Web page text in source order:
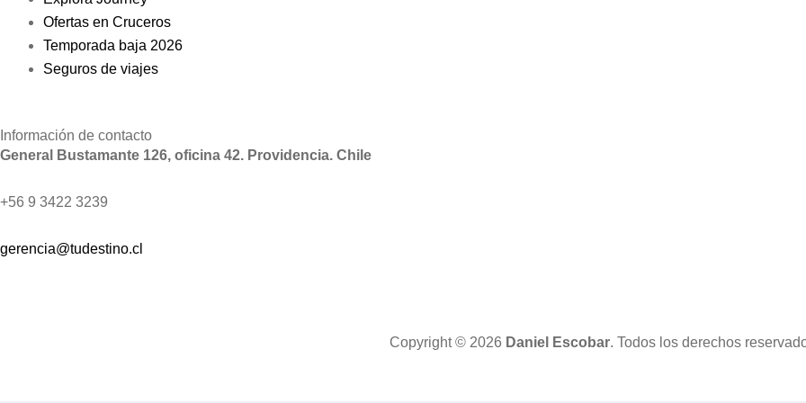
Ofertas en Cruceros
Temporada baja 2026
Seguros de viajes
Información de contacto
General Bustamante 126, oficina 42. Providencia. Chile
+56 9 3422 3239
gerencia@tudestino.cl
Copyright © 2026 Daniel Escobar. Todos los derechos